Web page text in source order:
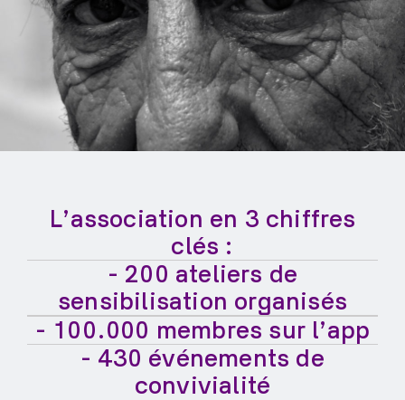
L’association en 3 chiffres
clés :
- 200 ateliers de
sensibilisation organisés
- 100.000 membres sur l’app
- 430 événements de
convivialité